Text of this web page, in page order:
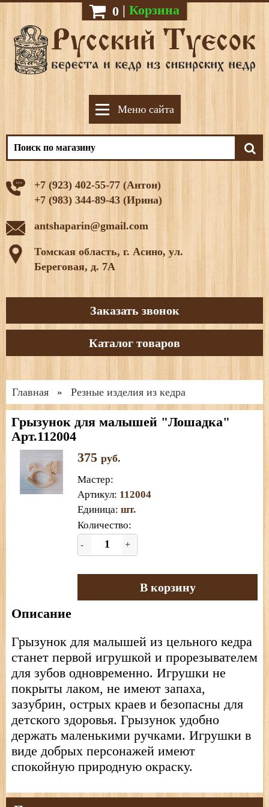
0 | Корзина
Меню сайта
+7 (923) 402-55-77 (Антон)
+7 (983) 344-89-43 (Ирина)
antshaparin@gmail.com
Томская область, г. Асино, ул.
Береговая, д. 7А
Заказать звонок
Каталог товаров
Главная » Резные изделия из кедра
Грызунок для малышей "Лошадка"
Арт.112004
375 руб.
Мастер:
Артикул: 112004
Единица: шт.
Количество:
- +
В корзину
Описание
Грызунок для малышей из цельного кедра
станет первой игрушкой и прорезывателем
для зубов одновременно. Игрушки не
покрыты лаком, не имеют запаха,
зазубрин, острых краев и безопасны для
детского здоровья. Грызунок удобно
держать маленькими ручками. Игрушки в
виде добрых персонажей имеют
спокойную природную окраску.